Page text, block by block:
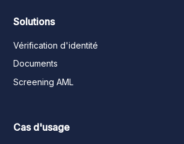
Solutions
Vérification d'identité
Documents
Screening AML
Cas d'usage